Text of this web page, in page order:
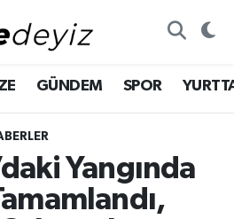
GÜNDEM SPOR
Yangında
Haritası
ve Fikstür